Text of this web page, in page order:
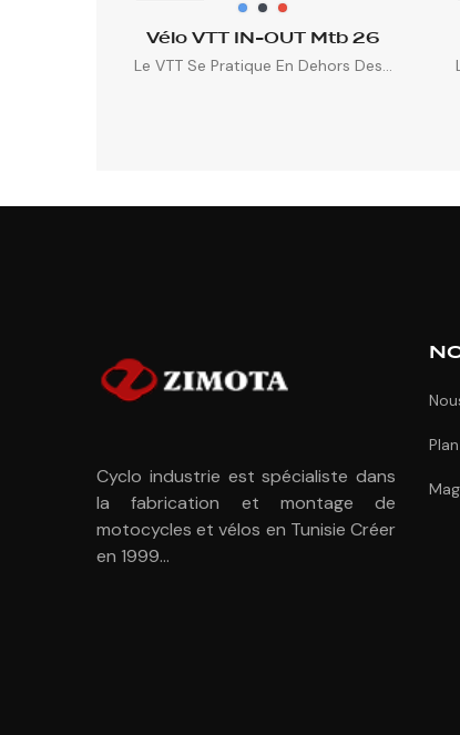
Vélo VTT IN-OUT Mtb 26
Le VTT Se Pratique En Dehors Des...
Cyclo industrie est spécialiste dans
la fabrication et montage de
motocycles et vélos en Tunisie Créer
en 1999...